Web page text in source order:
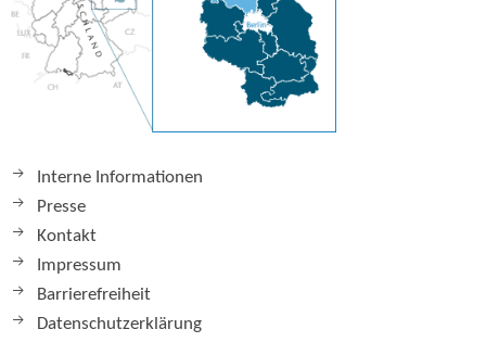
Interne Informationen
Presse
Kontakt
Impressum
Barrierefreiheit
Datenschutzerklärung